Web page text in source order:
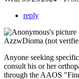
reply
AzzwDioma (not
Anyone seeking
consult his or her
through the AAOS